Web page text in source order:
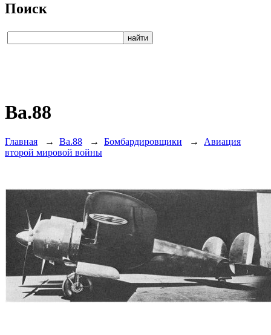
Поиск
Ba.88
Главная → Ba.88 → Бомбардировщики → Авиация
второй мировой войны